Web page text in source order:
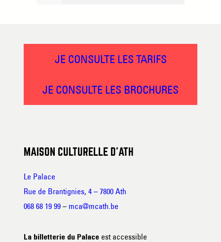
JE CONSULTE LES TARIFS
JE CONSULTE LES BROCHURES
MAISON CULTURELLE D’ATH
Le Palace
Rue de Brantignies, 4 – 7800 Ath
068 68 19 99 – mca@mcath.be
La billetterie du Palace est accessible